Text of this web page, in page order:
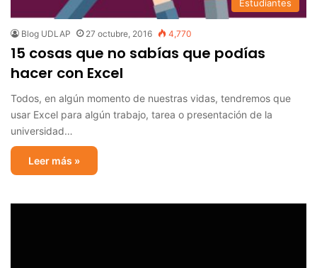
Estudiantes
Blog UDLAP 27 octubre, 2016 4,770
15 cosas que no sabías que podías
hacer con Excel
Todos, en algún momento de nuestras vidas, tendremos que
usar Excel para algún trabajo, tarea o presentación de la
universidad…
Leer más »